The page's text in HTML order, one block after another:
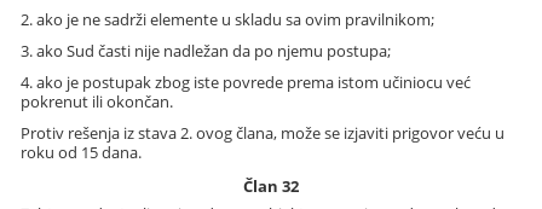
2. ako je ne sadrži elemente u skladu sa ovim pravilnikom;
3. ako Sud časti nije nadležan da po njemu postupa;
4. ako je postupak zbog iste povrede prema istom učiniocu već
pokrenut ili okončan.
Protiv rešenja iz stava 2. ovog člana, može se izjaviti prigovor veću u
roku od 15 dana.
Član 32